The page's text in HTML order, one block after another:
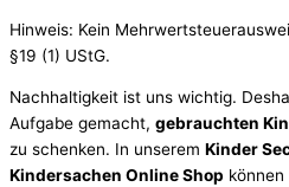
Hinweis: Kein
§19 (1) UStG.
Nachhaltigkeit ist uns wichtig.
Aufgabe gemacht, gebrauchten
zu schenken. In unserem Kinder
Kindersachen Online Shop können